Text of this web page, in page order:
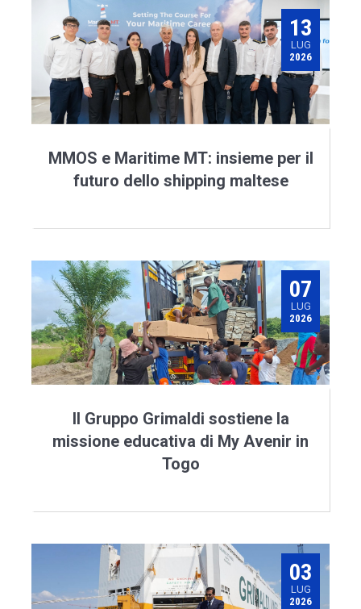
13
LUG
2026
MMOS e Maritime MT: insieme per il
futuro dello shipping maltese
07
LUG
2026
Il Gruppo Grimaldi sostiene la
missione educativa di My Avenir in
Togo
03
LUG
2026